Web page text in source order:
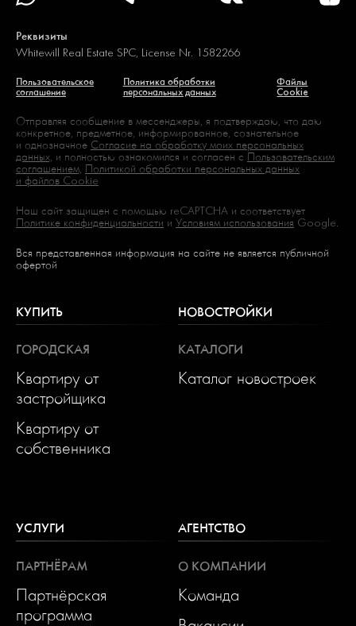
КУПИТЬ
ГОРОДСКАЯ
Квартиру от
застройщика
Квартиру от
собственника
НОВОСТРОЙКИ
КАТАЛОГИ
Каталог новостроек
УСЛУГИ
ПАРТНЁРАМ
Партнёрская
программа
АГЕНТСТВО
О КОМПАНИИ
Команда
Реквизиты
Whitewill Real Estate SPC, License Nr. 1582266
Пользовательское
соглашение
Политика обработки
персональных данных
Файлы
Cookie
Отправляя сообщение в мессенджеры, я подтверждаю, что даю
конкретное, предметное, информированное, сознательное
и однозначное Согласие на обработку моих персональных
данных, и полностью ознакомился и согласен с Пользовательским
соглашением, Политикой обработки персональных данных
и файлов Cookie
Наш сайт защищен с помощью reCAPTCHA и соответствует
Политике конфиденциальности и Условиям использования Google.
Вся представленная информация на сайте не является публичной
офертой